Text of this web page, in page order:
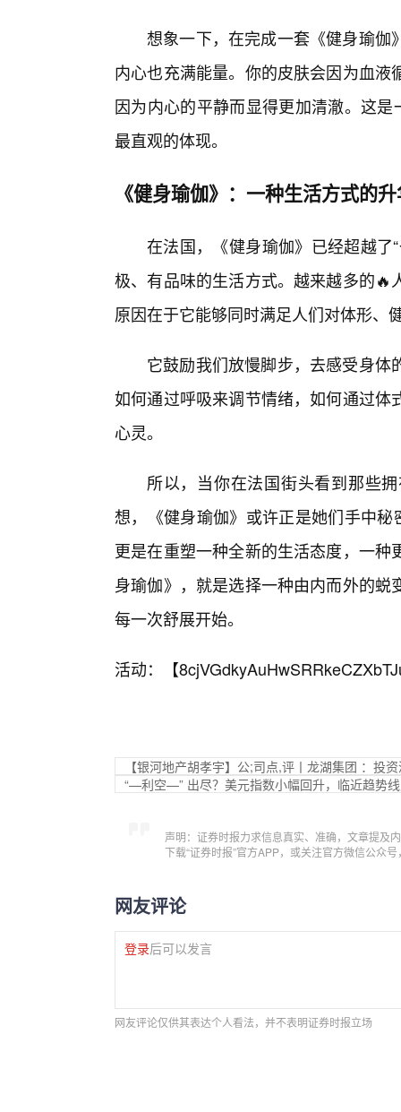
想象一下，在完成一套《健身瑜伽
内心也充满能量。你的皮肤会因为血
因为内心的平静而显得更加清澈。这
最直观的体现。
《健身瑜伽》：一种生活方式的
在法国，《健身瑜伽》已经超越了
极、有品味的生活方式。越来越多的
原因在于它能够同时满足人们对体形、
它鼓励我们放慢脚步，去感受身
如何通过呼吸来调节情绪，如何通过
心灵。
所以，当你在法国街头看到那些
想，《健身瑜伽》或许正是她们手中
更是在重塑一种全新的生活态度，一
身瑜伽》，就是选择一种由内而外的
每一次舒展开始。
活动：【
【银河地产胡孝宇】公;司点,评丨龙湖集团 ：投
“—利空—” 出尽？美元指数小幅回升，临近趋势
声明：证券时报力求信息真实、准确，文章提及
下载“证券时报”官方APP，或关注官方微信公众
网友评论
登录后可以发言
网友评论仅供其表达个人看法，并不表明证券时报立场